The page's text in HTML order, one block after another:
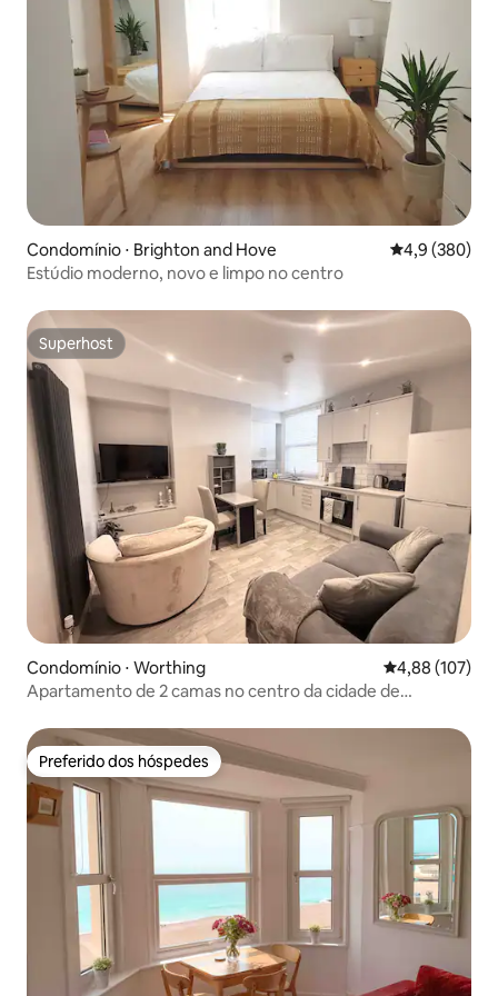
Condomínio ⋅ Brighton and Hove 4,9 de uma
4,9 (380)
Estúdio moderno, novo e limpo no centro
Superhost
Superhost
Condomínio ⋅ Worthing 4,88 de uma
4,88 (107)
Apartamento de 2 camas no centro da cidade de
Preferido dos hóspedes
Preferido dos hóspedes